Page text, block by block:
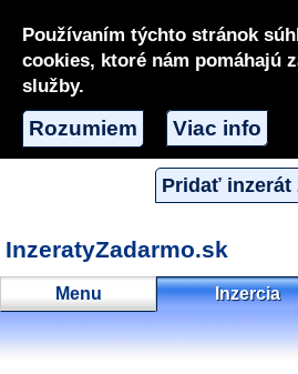
Používaním týchto stránok
cookies, ktoré nám pomáhajú
služby.
Rozumiem Viac info
Pridať inzerát
InzeratyZadarmo.sk
Menu Inzercia